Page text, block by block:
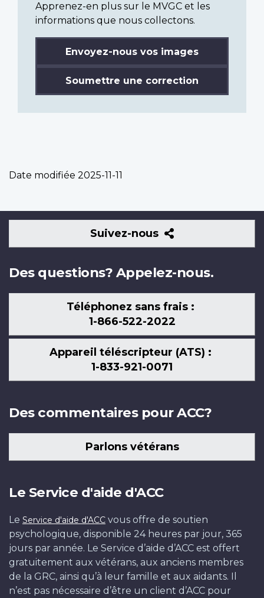
Apprenez-en plus sur le MVGC et les
informations que nous collectons.
Envoyez-nous vos images
Soumettre une correction
Date modifiée 2025-11-11
Suivez-nous
Suivez-
nous
Des questions? Appelez-nous.
Téléphonez sans frais :
1-866-522-2022
Appareil téléscripteur (ATS) :
1-833-921-0071
Des commentaires pour ACC?
Parlons vétérans
Le Service d'aide d'ACC
Le Service d'aide d'ACC vous offre de soutien
psychologique, disponible 24 heures par jour, 365
jours par année. Le Service d’aide d’ACC est offert
gratuitement aux vétérans, aux anciens membres
de la GRC, ainsi qu’à leur famille et aux aidants. Il
n’est pas nécessaire d’être un client d’ACC pour